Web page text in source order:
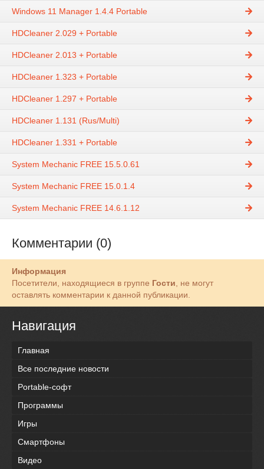
Windows 11 Manager 1.4.4 Portable
HDCleaner 2.029 + Portable
HDCleaner 2.013 + Portable
HDCleaner 1.323 + Portable
HDCleaner 1.297 + Portable
HDCleaner 1.131 (Rus/Multi)
HDCleaner 1.331 + Portable
System Mechanic FREE 15.5.0.61
System Mechanic FREE 15.0.1.4
System Mechanic FREE 14.6.1.12
Комментарии (0)
Информация
Посетители, находящиеся в группе Гости , не могут
оставлять комментарии к данной публикации.
Навигация
Главная
Все последние новости
Portable-софт
Программы
Игры
Смартфоны
Видео